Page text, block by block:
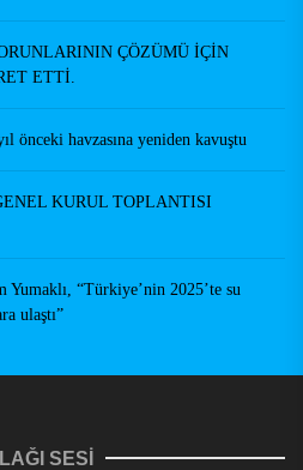
ÇÖZÜMÜ İÇİN
ETTİ.
önceki havzasına yeniden kavuştu
KURUL TOPLANTISI
Yumaklı, “Türkiye’nin 2025’te su
ulaştı”
SESİ